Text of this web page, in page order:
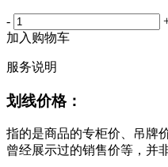
-
加入购物车
服务说明
划线价格：
指的是商品的专柜价、吊牌
曾经展示过的销售价等，并